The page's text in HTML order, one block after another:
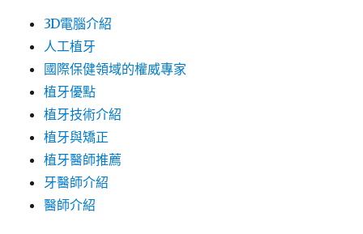
3D電腦介紹
人工植牙
國際保健領域的權威專家
植牙優點
植牙技術介紹
植牙與矯正
植牙醫師推薦
牙醫師介紹
醫師介紹